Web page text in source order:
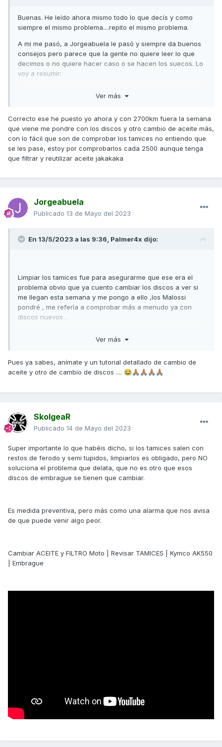
el doble de cambios de aceite .... pero es k no veo otra
solución
Buenas. He leído ahora mismo todo lo que decís y como
siempre el mismo problema....repito el mismo problema.
A mi me pasó, a Jorgeabuela le pasó y siempre da buenos
consejos pero parece que la gente no quiere leer lo que
decimos o no quiere hacer caso o se hacen los suecos. Lo
voy a resumir:
LOS RESTOS DE FERODO TAPONAN LOS TAMICES Y LA
Problema ya consolidado de esta moto que no ha
solucionado Kymco pero culpables son los talleres que no
saben que esos tamices hay que limpiarlos. Por tanto nos
toca a nosotros estar muy pendientes de que no suceda.
Ver más
Correcto ese he puesto yo ahora y con 2700km fuera la semana
que viene me pondre con los discos y otro cambio de aceite más,
con lo fácil que son de comprobar los tamices no entiendo que
se les pase, estoy por comprobarlos cada 2500 aunque tenga
que filtrar y reutilizar aceite jakakaka
Jorgeabuela
Publicado 13 de Mayo del 2023
En 13/5/2023 a las 9:36, Palmer4x dijo:
Limpiar los tamices fue para asegurarme que ese era el
problema obvio que ya cuento cambiar los discos a ver si
me llegan esta semana y me pongo a ello ,los Malossi
pondré , me refería a comprobar más a menudo ya con
discos nuevos .
semana que viene me pondre con los discos y otro cambio
tamices no entiendo que se les pase, estoy por
comprobarlos cada 2500 aunque tenga que filtrar y
Ver más
Pues ya sabes, anímate y un tutorial detallado de cambio de
aceite y otro de cambio de discos .... 😂🙏🏽 🙏🏽 🙏🏽 🙏🏽
SkolgeaR
Publicado 14 de Mayo del 2023
Super importante lo que habéis dicho, si los tamices salen con
restos de ferodo y semi tupidos, limpiarlos es obligado, pero NO
soluciona el problema que delata, que no es otro que esos
discos de embrague se tienen que cambiar.
Es medida preventiva, pero más como una alarma que nos avisa
de que puede venir algo peor.
Cambiar ACEITE y FILTRO Moto | Revisar TAMICES | Kymco AK550
| Embrague